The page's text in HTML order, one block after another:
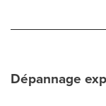
Dépannage